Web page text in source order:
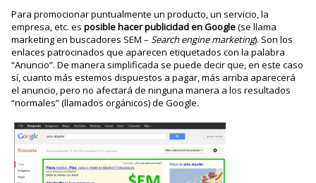
Para promocionar puntualmente un producto, un servicio, la
empresa, etc. esposible hacer publicidad en Google(se llama
marketing en buscadores SEM –Search engine marketing). Son los
enlaces patrocinados que aparecen etiquetados con la palabra
“Anuncio”. De manera simplificada se puede decir que, en este caso
sí, cuanto más estemos dispuestos a pagar, más arriba aparecerá
el anuncio, pero no afectará de ninguna manera a los resultados
“normales” (llamados orgánicos) de Google.